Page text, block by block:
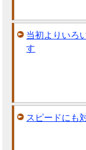
当初よりいろ
す
スピードにも